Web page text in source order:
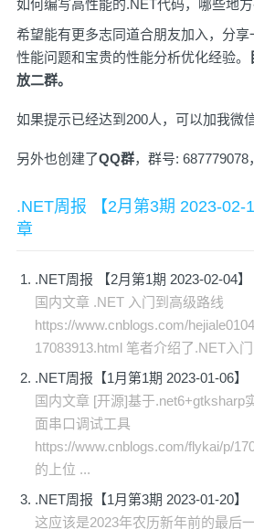
如何编写高性能的.NET代码，哪些地
希望能有更多志同道合朋友加入，分
性能问题和宝贵的性能分析优化经验。
放二群。
如果提示已经达到200人，可以加我微
另外也创建了QQ群，群号: 687779078
.NET周报 【2月第3期 2023-02-
章
.NET周报 【2月第1期 2023-02-04】
国内文章 .NET 入门到高级路线
https://www.cnblogs.com/
17083913.html 笔者介绍了.NET入
.NET周报【1月第1期 2023-01-06】
国内文章 [开源]基于.net6+gtksharp
面串口调试工具
https://www.cnblogs.com/flykai/p/
的上位 ...
.NET周报【1月第3期 2023-01-20】
这应该是2023年农历新年前的最后